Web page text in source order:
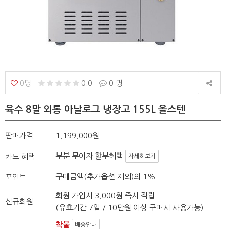
0명 0.0 0 명
육수 8말 외통 아날로그 냉장고 155L 올스텐
판매가격 1,199,000원
카드 혜택 부분 무이자 할부혜택 자세히보기
포인트 구매금액(추가옵션 제외)의 1%
신규회원
회원 가입시 3,000원 즉시 적립
(유효기간 7일 / 10만원 이상 구매시 사용가능)
착불 배송안내